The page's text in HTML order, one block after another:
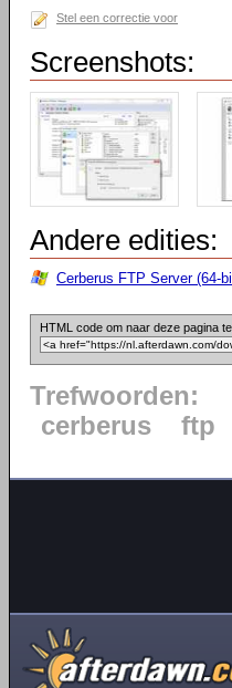
Stel een correctie voor
Screenshots:
Andere edities:
Cerberus FTP Server (64-
HTML code om naar deze pagina
Trefwoorden:
cerberus
ftp